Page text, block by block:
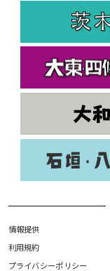
情報提供
利用規約
プライバシーポリシー